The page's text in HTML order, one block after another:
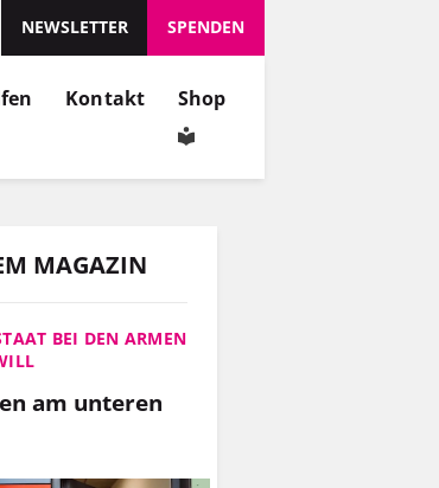
NEWSLETTER SPENDEN
Kontakt Shop
MAGAZIN
BEI DEN ARMEN
am unteren